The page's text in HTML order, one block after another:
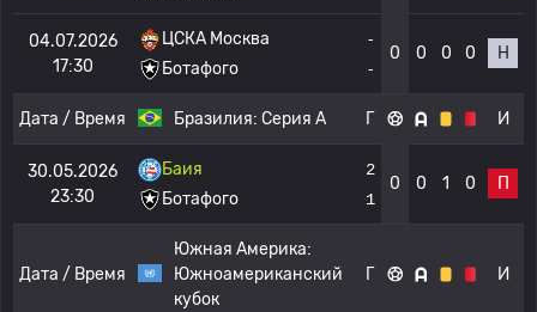
04.07.2026
17:30
ЦСКА Москва
Ботафого
-
-
0 0 0 0 Н
Дата / Время Бразилия: Серия А Г И
30.05.2026
23:30
Баия
Ботафого
2
1
0 0 1 0 П
Дата / Время
Южная Америка:
Южноамериканский
кубок
Г И